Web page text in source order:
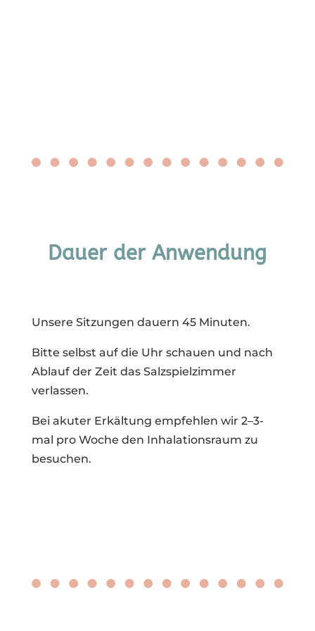
Dauer der Anwendung
Unsere Sitzungen dauern 45 Minuten.
Bitte selbst auf die Uhr schauen und nach
Ablauf der Zeit das Salzspielzimmer
verlassen.
Bei akuter Erkältung empfehlen wir 2–3-
mal pro Woche den Inhalationsraum zu
besuchen.